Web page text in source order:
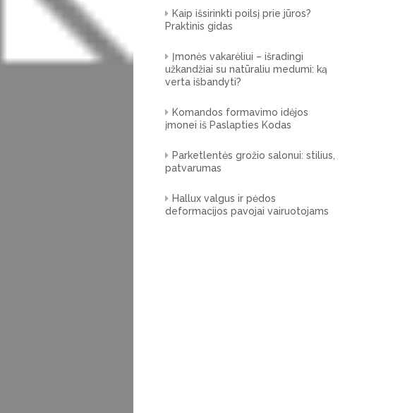
Kaip išsirinkti poilsį prie jūros?
Praktinis gidas
Įmonės vakarėliui – išradingi
užkandžiai su natūraliu medumi: ką
verta išbandyti?
Komandos formavimo idėjos
įmonei iš Paslapties Kodas
Parketlentės grožio salonui: stilius,
patvarumas
Hallux valgus ir pėdos
deformacijos pavojai vairuotojams